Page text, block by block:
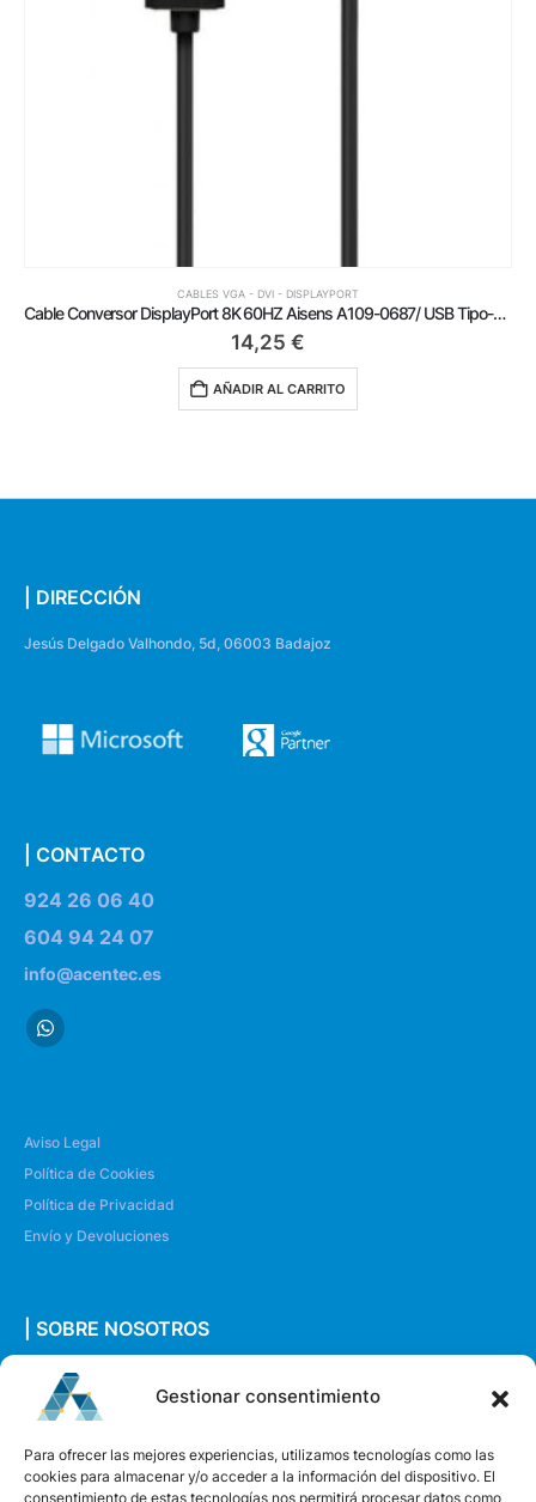
Gestionar consentimiento
Para ofrecer las mejores experiencias, utilizamos tecnologías como las
cookies para almacenar y/o acceder a la información del dispositivo. El
consentimiento de estas tecnologías nos permitirá procesar datos como
CABLES VGA - DVI - DISPLAYPORT
Cable Conversor DisplayPort 8K 60HZ Aisens A109-0687/ USB Tipo-C Macho – Displayport Macho/ Hasta 27W/ 1250Mbps/ 1.8m/ Negro
14,25 €
AÑADIR AL CARRITO
| DIRECCIÓN
Jesús Delgado Valhondo, 5d, 06003 Badajoz
| CONTACTO
924 26 06 40
604 94 24 07
info@acentec.es
Aviso Legal
Política de Cookies
Política de Privacidad
Envío y Devoluciones
| SOBRE NOSOTROS
Quiénes somos
Envíanos un mensaje